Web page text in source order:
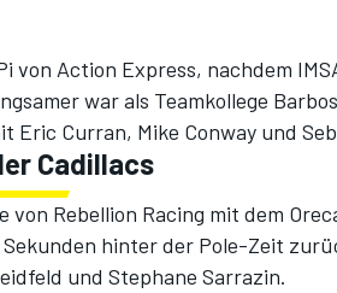
von Action Express, nachdem
war als Teamkollege
Curran, Mike Conway und
Cadillacs
Rebellion Racing mit dem
hinter der Pole-Zeit
und Stephane Sarrazin.